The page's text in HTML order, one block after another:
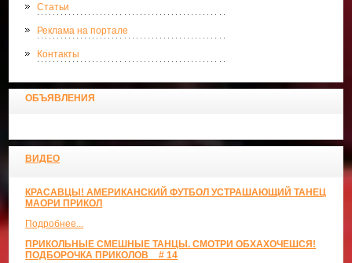
Статьи
Реклама на портале
Контакты
ОБЪЯВЛЕНИЯ
ВИДЕО
КРАСАВЦЫ! АМЕРИКАНСКИЙ ФУТБОЛ УСТРАШАЮЩИЙ ТАНЕЦ
МАОРИ ПРИКОЛ
Подробнее...
ПРИКОЛЬНЫЕ СМЕШНЫЕ ТАНЦЫ. СМОТРИ ОБХАХОЧЕШСЯ!
ПОДБОРОЧКА ПРИКОЛОВ _ # 14